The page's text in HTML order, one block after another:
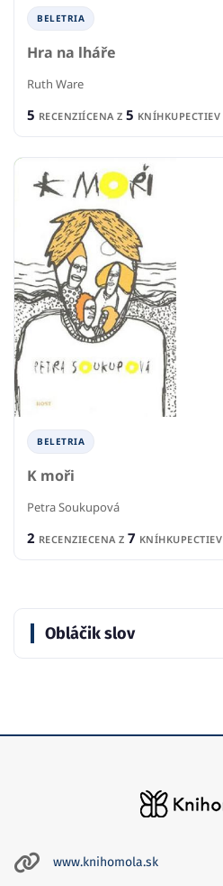
BELETRIA
Hra na lháře
Ruth Ware
5 RECENZIÍCENA Z 5 KNÍHKUPECTIEV
BELETRIA
K moři
Petra Soukupová
2 RECENZIECENA Z 7 KNÍHKUPECTIEV
Obláčik slov
www.knihomola.sk